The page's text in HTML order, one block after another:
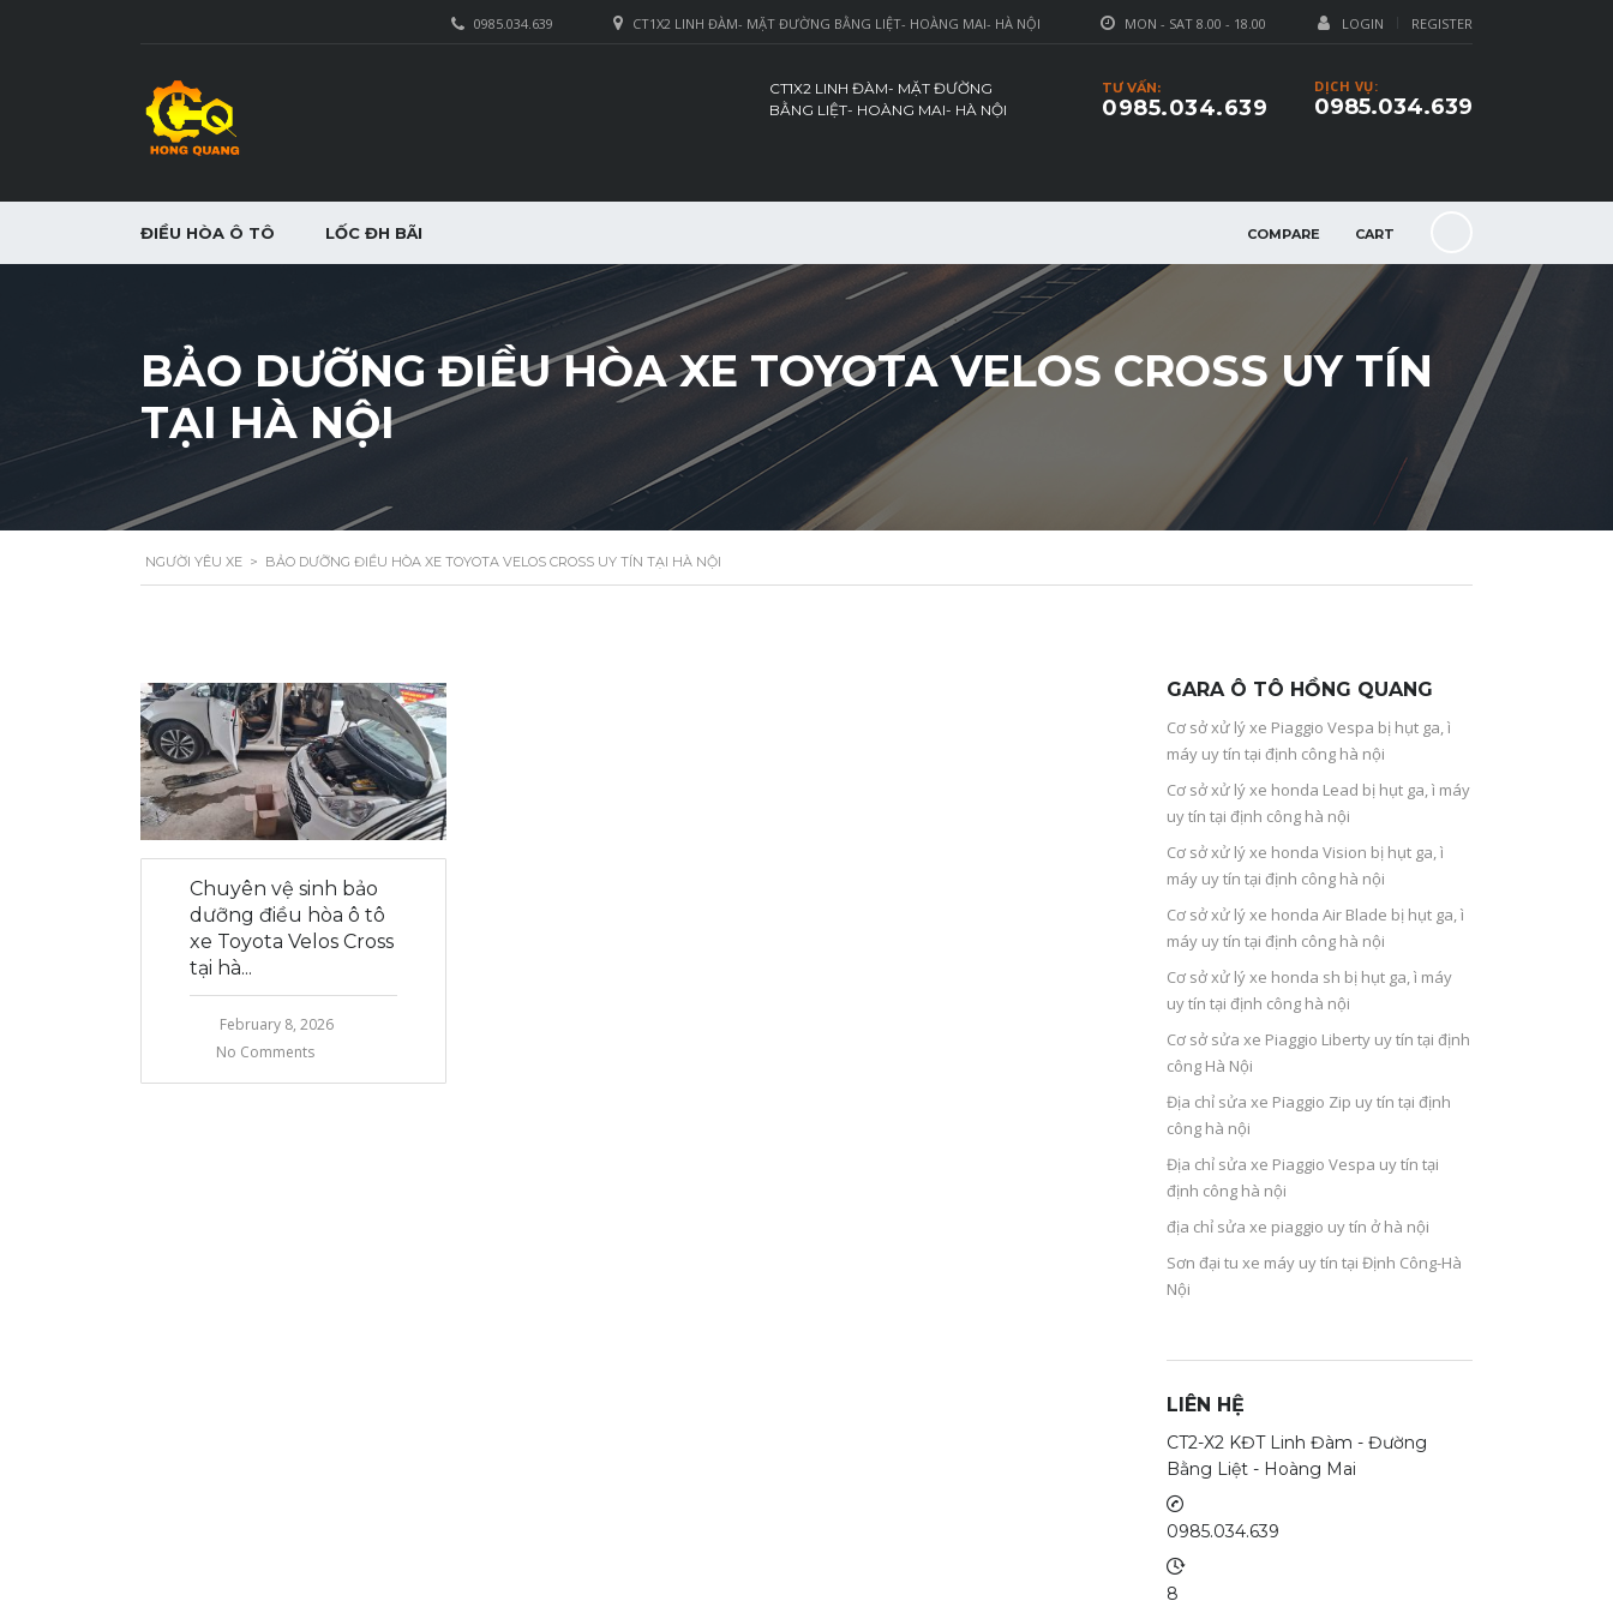
LOGIN REGISTER
MON - SAT 8.00 - 18.00
CT1X2 LINH ĐÀM- MẶT ĐƯỜNG BẰNG LIỆT- HOÀNG MAI- HÀ NỘI
0985.034.639
DỊCH VỤ:
0985.034.639
TƯ VẤN:
0985.034.639
CT1X2 LINH ĐÀM- MẶT ĐƯỜNG
BẰNG LIỆT- HOÀNG MAI- HÀ NỘI
COMPARE CART
ĐIỀU HÒA Ô TÔ LỐC ĐH BÃI
BẢO DƯỠNG ĐIỀU HÒA XE TOYOTA VELOS CROSS UY TÍN
TẠI HÀ NỘI
NGƯỜI YÊU XE > BẢO DƯỠNG ĐIỀU HÒA XE TOYOTA VELOS CROSS UY TÍN TẠI HÀ NỘI
Chuyên vệ sinh bảo
dưỡng điều hòa ô tô
xe Toyota Velos Cross
tại hà...
February 8, 2026
No Comments
GARA Ô TÔ HỒNG QUANG
Cơ sở xử lý xe Piaggio Vespa bị hụt ga, ì
máy uy tín tại định công hà nội
Cơ sở xử lý xe honda Lead bị hụt ga, ì máy
uy tín tại định công hà nội
Cơ sở xử lý xe honda Vision bị hụt ga, ì
máy uy tín tại định công hà nội
Cơ sở xử lý xe honda Air Blade bị hụt ga, ì
máy uy tín tại định công hà nội
Cơ sở xử lý xe honda sh bị hụt ga, ì máy
uy tín tại định công hà nội
Cơ sở sửa xe Piaggio Liberty uy tín tại định
công Hà Nội
Địa chỉ sửa xe Piaggio Zip uy tín tại định
công hà nội
Địa chỉ sửa xe Piaggio Vespa uy tín tại
định công hà nội
địa chỉ sửa xe piaggio uy tín ở hà nội
Sơn đại tu xe máy uy tín tại Định Công-Hà
Nội
LIÊN HỆ
CT2-X2 KĐT Linh Đàm - Đường
Bằng Liệt - Hoàng Mai
0985.034.639
8